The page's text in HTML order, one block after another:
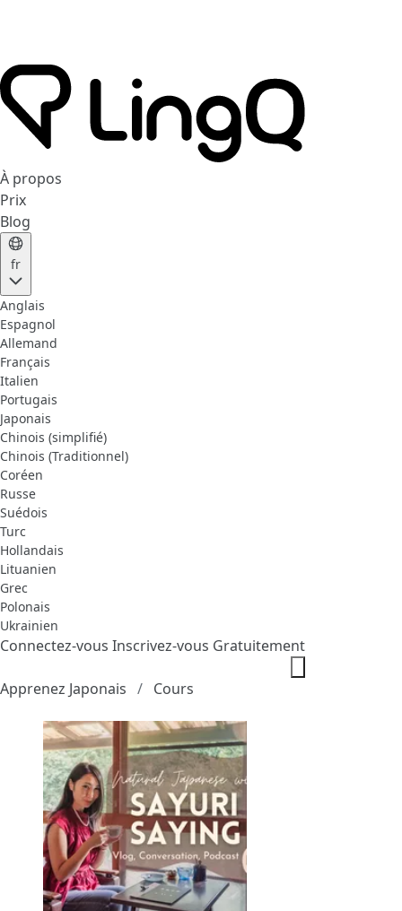
À propos
Prix
Blog
fr
Anglais
Espagnol
Allemand
Français
Italien
Portugais
Japonais
Chinois (simplifié)
Chinois (Traditionnel)
Coréen
Russe
Suédois
Turc
Hollandais
Lituanien
Grec
Polonais
Ukrainien
Connectez-vous Inscrivez-vous Gratuitement
Apprenez Japonais Cours